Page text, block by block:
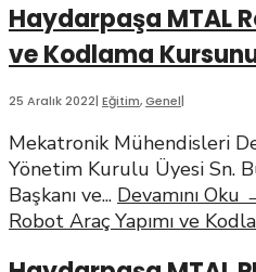
Haydarpaşa MTAL
ve Kodlama
25 Aralık 2022| Eğitim,Genel|
Mekatronik Mühendisleri
Yönetim Kurulu Üyesi Sn.
Başkanı ve... Devamını Oku
Robot Araç Yapımı ve